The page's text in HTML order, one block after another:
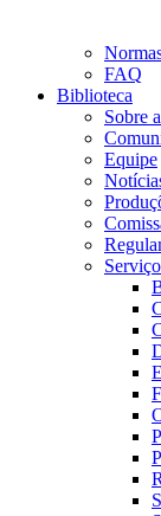
FAQ
Biblioteca
Sobre
Equipe